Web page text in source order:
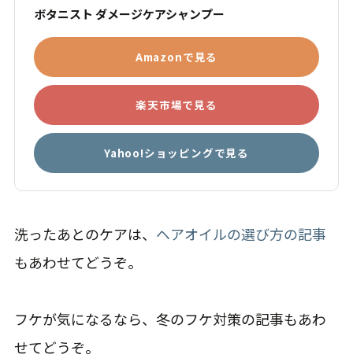
ボタニスト ダメージケアシャンプー
Amazonで見る
楽天市場で見る
Yahoo!ショッピングで見る
洗ったあとのケアは、 ヘアオイルの選び方の記事
もあわせてどうぞ。
フケが気になるなら、冬のフケ対策の記事もあわ
せてどうぞ。